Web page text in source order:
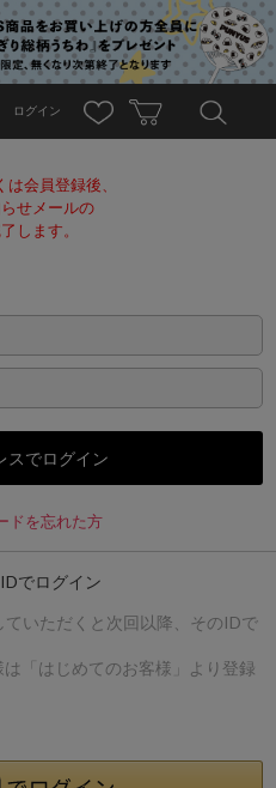
ログイン
会員登録後、
せメールの
します。
ドを忘れた方
でログイン
いただくと次回以降、そのIDで
「はじめてのお客様」より登録